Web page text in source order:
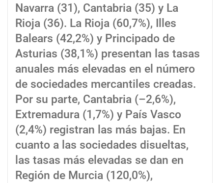
Navarra (31), Cantabria (35) y La
Rioja (36). La Rioja (60,7%), Illes
Balears (42,2%) y Principado de
Asturias (38,1%) presentan las tasas
anuales más elevadas en el número
de sociedades mercantiles creadas.
Por su parte, Cantabria (–2,6%),
Extremadura (1,7%) y País Vasco
(2,4%) registran las más bajas. En
cuanto a las sociedades disueltas,
las tasas más elevadas se dan en
Región de Murcia (120,0%),